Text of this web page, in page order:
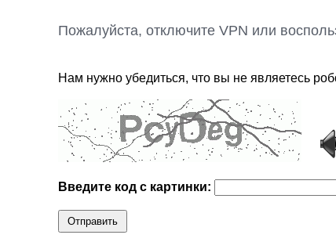
Пожалуйста, отключите VPN или
Нам нужно убедиться, что вы не являетесь
Введите код с картинки:
Отправить